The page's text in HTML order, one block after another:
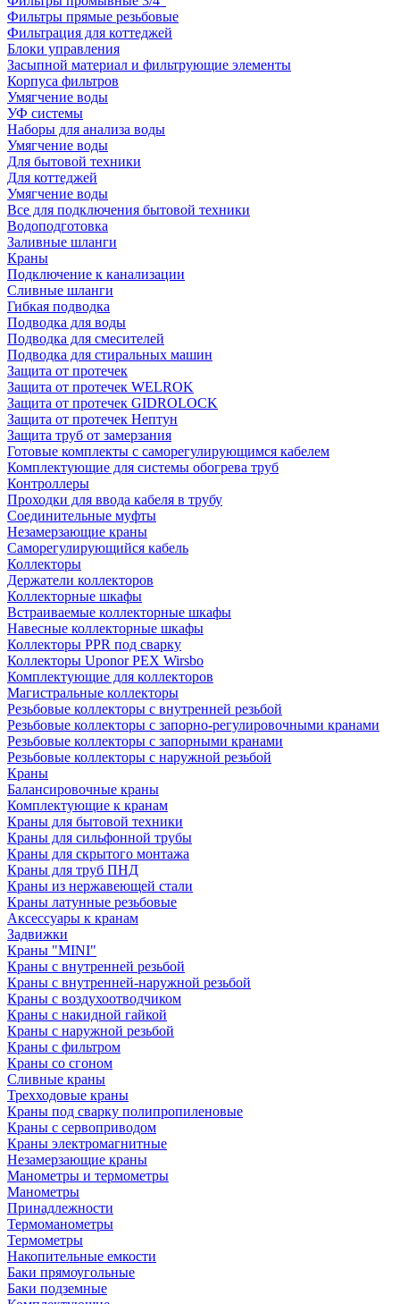
Фильтры прямые резьбовые
Фильтрация для коттеджей
Блоки управления
Засыпной материал и фильтрующие элементы
Корпуса фильтров
Умягчение воды
УФ системы
Наборы для анализа воды
Умягчение воды
Для бытовой техники
Для коттеджей
Умягчение воды
Все для подключения бытовой техники
Водоподготовка
Заливные шланги
Краны
Подключение к канализации
Сливные шланги
Гибкая подводка
Подводка для воды
Подводка для смесителей
Подводка для стиральных машин
Защита от протечек
Защита от протечек WELROK
Защита от протечек GIDROLOCK
Защита от протечек Нептун
Защита труб от замерзания
Готовые комплекты с саморегулирующимся кабелем
Комплектующие для системы обогрева труб
Контроллеры
Проходки для ввода кабеля в трубу
Соединительные муфты
Незамерзающие краны
Саморегулирующийся кабель
Коллекторы
Держатели коллекторов
Коллекторные шкафы
Встраиваемые коллекторные шкафы
Навесные коллекторные шкафы
Коллекторы PPR под сварку
Коллекторы Uponor PEX Wirsbo
Комплектующие для коллекторов
Магистральные коллекторы
Резьбовые коллекторы с внутренней резьбой
Резьбовые коллекторы с запорно-регулировочными кранами
Резьбовые коллекторы с запорными кранами
Резьбовые коллекторы с наружной резьбой
Краны
Балансировочные краны
Комплектующие к кранам
Краны для бытовой техники
Краны для сильфонной трубы
Краны для скрытого монтажа
Краны для труб ПНД
Краны из нержавеющей стали
Краны латунные резьбовые
Аксессуары к кранам
Задвижки
Краны "MINI"
Краны с внутренней резьбой
Краны с внутренней-наружной резьбой
Краны с воздухоотводчиком
Краны с накидной гайкой
Краны с наружной резьбой
Краны с фильтром
Краны со сгоном
Сливные краны
Трехходовые краны
Краны под сварку полипропиленовые
Краны с сервоприводом
Краны электромагнитные
Незамерзающие краны
Манометры и термометры
Манометры
Принадлежности
Термоманометры
Термометры
Накопительные емкости
Баки прямоугольные
Баки подземные